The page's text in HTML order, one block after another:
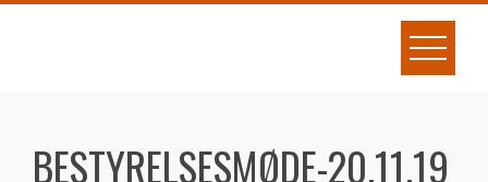
Skip
BESTYRELSESMØDE-20.11.19